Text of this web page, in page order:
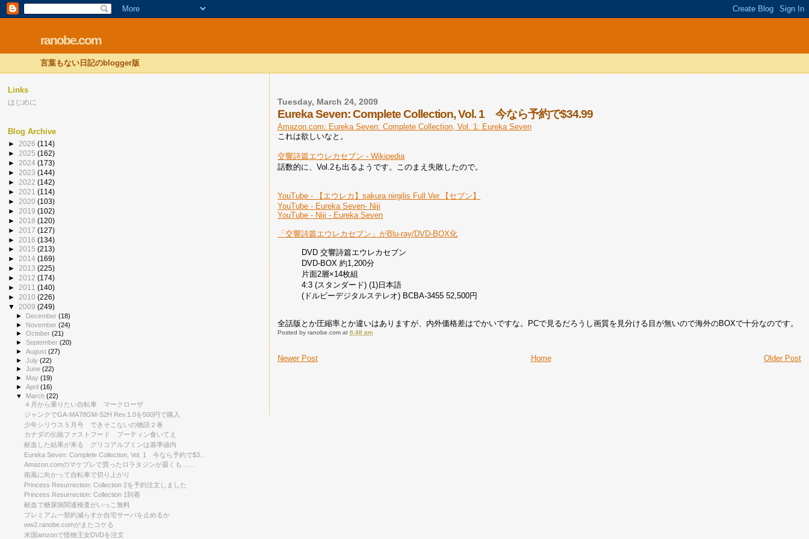
ranobe.com
言葉もない日記のblogger版
Tuesday, March 24, 2009
Eureka Seven: Complete Collection, Vol. 1 今なら予約で$34.99
Amazon.com: Eureka Seven: Complete Collection, Vol. 1: Eureka Seven
これは欲しいなと。
交響詩篇エウレカセブン - Wikipedia
話数的に、Vol.2も出るようです。このまえ失敗したので。
YouTube - 【エウレカ】sakura nirgilis Full Ver.【セブン】
YouTube - Eureka Seven- Niji
YouTube - Niji - Eureka Seven
「交響詩篇エウレカセブン」がBlu-ray/DVD-BOX化
DVD 交響詩篇エウレカセブン
DVD-BOX 約1,200分
片面2層×14枚組
4:3 (スタンダード) (1)日本語
(ドルビーデジタルステレオ) BCBA-3455 52,500円
全話版とか圧縮率とか違いはありますが、内外価格差はでかいですな。PCで見るだろうし画質を見分ける目が無いので海外のBOXで十分なのです。
Posted byranobe.com at6:48 pm
Newer Post Older Post
Home
Links
はじめに
Blog Archive
► 2026 (114)
► 2025 (162)
► 2024 (173)
► 2023 (144)
► 2022 (142)
► 2021 (114)
► 2020 (103)
► 2019 (102)
► 2018 (120)
► 2017 (127)
► 2016 (134)
► 2015 (213)
► 2014 (169)
► 2013 (225)
► 2012 (174)
► 2011 (140)
► 2010 (226)
▼ 2009 (249)
► December(18)
► November(24)
►October(21)
►September(20)
►August(27)
►July(22)
►June(22)
►
May(19)
►April(16)
▼ March(22)
４月から乗りたい自転車 マークローザ
ジャンクでGA-MA78GM-S2H Rev.1.0を500円で購入
少年シリウス５月号 できそこないの物語２巻
カナダの伝統ファストフード プーティン食いてえ
献血した結果が来る グリコアルブミンは基準値内
Eureka Seven: Complete Collection, Vol. 1 今なら予約で$3...
Amazon.comのマケプレで買ったロラタジンが届くも……
南風に向かって自転車で切り上がり
Princess Resurrection: Collection 2を予約注文しました
Princess Resurrection: Collection 1到着
献血で糖尿病関連検査がいっこ無料
プレミアム一契約減らすか自宅サーバを止めるか
ww2.ranobe.comがまたコケる
米国amzonで怪物王女DVDを注文